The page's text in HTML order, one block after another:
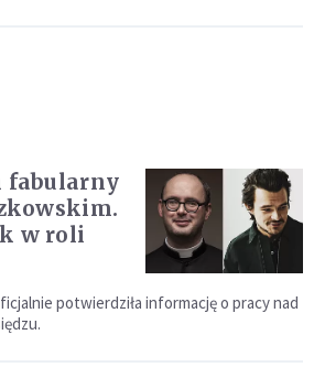
fabularny
w roli
potwierdziła informację o pracy nad